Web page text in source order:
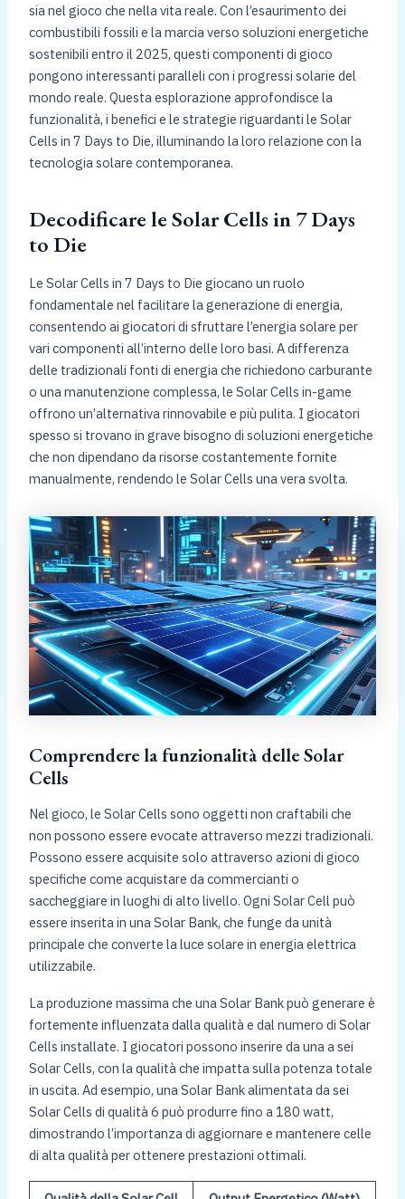
sia nel gioco che nella vita reale. Con l’esaurimento dei
combustibili fossili e la marcia verso soluzioni energetiche
sostenibili entro il 2025, questi componenti di gioco
pongono interessanti paralleli con i progressi solarie del
mondo reale. Questa esplorazione approfondisce la
funzionalità, i benefici e le strategie riguardanti le Solar
Cells in 7 Days to Die, illuminando la loro relazione con la
tecnologia solare contemporanea.
Decodificare le Solar Cells in 7 Days
to Die
Le Solar Cells in 7 Days to Die giocano un ruolo
fondamentale nel facilitare la generazione di energia,
consentendo ai giocatori di sfruttare l’energia solare per
vari componenti all’interno delle loro basi. A differenza
delle tradizionali fonti di energia che richiedono carburante
o una manutenzione complessa, le Solar Cells in-game
offrono un’alternativa rinnovabile e più pulita. I giocatori
spesso si trovano in grave bisogno di soluzioni energetiche
che non dipendano da risorse costantemente fornite
manualmente, rendendo le Solar Cells una vera svolta.
Comprendere la funzionalità delle Solar
Cells
Nel gioco, le Solar Cells sono oggetti non craftabili che
non possono essere evocate attraverso mezzi tradizionali.
Possono essere acquisite solo attraverso azioni di gioco
specifiche come acquistare da commercianti o
saccheggiare in luoghi di alto livello. Ogni Solar Cell può
essere inserita in una Solar Bank, che funge da unità
principale che converte la luce solare in energia elettrica
utilizzabile.
La produzione massima che una Solar Bank può generare è
fortemente influenzata dalla qualità e dal numero di Solar
Cells installate. I giocatori possono inserire da una a sei
Solar Cells, con la qualità che impatta sulla potenza totale
in uscita. Ad esempio, una Solar Bank alimentata da sei
Solar Cells di qualità 6 può produrre fino a 180 watt,
dimostrando l’importanza di aggiornare e mantenere celle
di alta qualità per ottenere prestazioni ottimali.